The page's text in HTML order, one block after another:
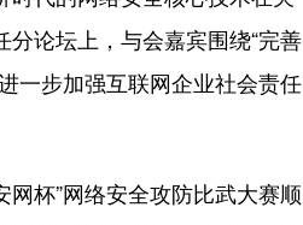
论坛上，与会嘉宾围绕“完善
一步加强互联网企业社会责任
杯”网络安全攻防比武大赛顺